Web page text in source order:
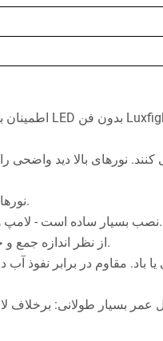
نورهای بلند قوی و فاصله وسیع از جاده، رانندگی ایمن‌تر در شب را در مناطق حومه‌ای و کوهستانی تضمین می‌کند.
(3) نصب بسیار ساده است - لامپ هالوژن اصلی را فقط در 3 دقیقه با قرار دادن صحیح دوشاخه تعویض کنید، بدون نیاز به تغییر یا برش سیم.
از نظر اندازه جمع و جور، نه روی کاسه چراغ قرار می گیرد و نه آباژور را می پوشاند، و با 99 درصد مدل های خودرو سازگار است.